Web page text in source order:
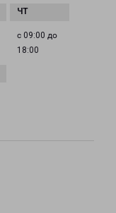
с 09:00 до
18:00